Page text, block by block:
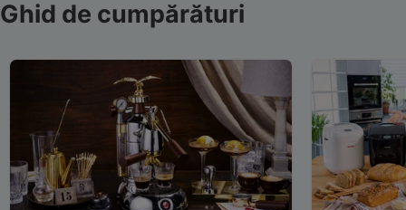
Ghid de cumpărături